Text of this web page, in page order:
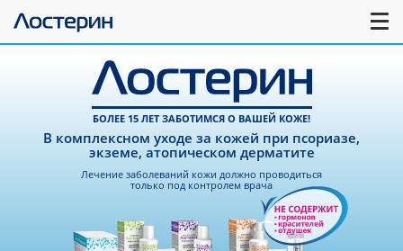
БОЛЕЕ 15 ЛЕТ ЗАБОТИМСЯ О ВАШЕЙ КОЖЕ!
В комплексном уходе за кожей при псориазе,
экземе, атопическом дерматите
Лечение заболеваний кожи должно проводиться
только под контролем врача